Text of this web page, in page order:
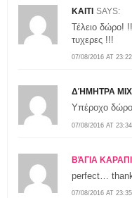
KAITI SAYS:
07/08/2016 AT 23:22
Τέλειο δώρο!
τυχερες !!!
ΔΉΜΗΤΡΑ
07/08/2016 AT 23:34
Υπέροχο
ΒΆΓΙΑ
07/08/2016 AT 23:35
perfect…